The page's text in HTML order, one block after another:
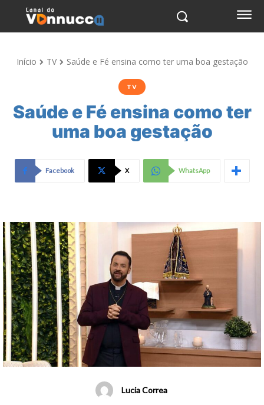
Início TV Saúde e Fé ensina como ter uma boa gestação
TV
Saúde e Fé ensina como ter
uma boa gestação
Facebook X WhatsApp
Lucia Correa